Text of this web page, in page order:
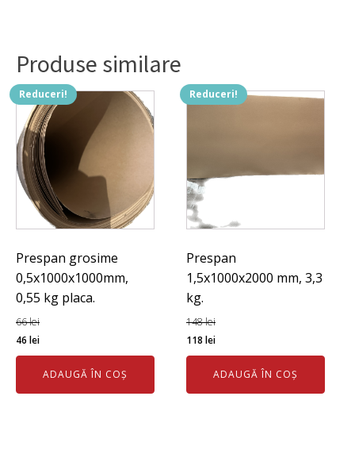
Produse similare
Reduceri!
Prespan grosime
0,5x1000x1000mm,
0,55 kg placa.
66lei
Prețul
inițial
fost:
46 leiPrețul
curent
este:
46 lei.
ADAUGĂ ÎN COȘ
Reduceri!
Prespan
1,5x1000x2000 mm, 3,3
kg.
148lei
Prețul
inițial
fost:
118leiPrețul
curent
este:
118 lei.
ADAUGĂ ÎN COȘ